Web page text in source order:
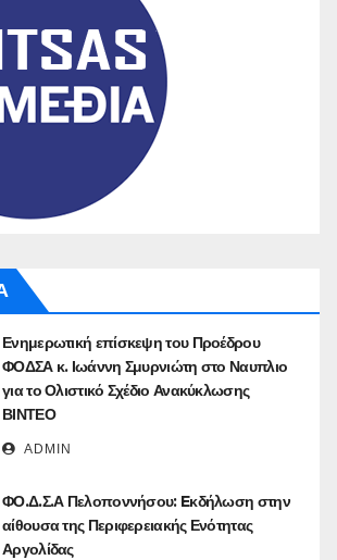
Ενημερωτική επίσκεψη του Προέδρου
ΦΟΔΣΑ κ. Ιωάννη Σμυρνιώτη στο Ναυπλιο
για το Ολιστικό Σχέδιο Ανακύκλωσης
ΒΙΝΤΕΟ
ADMIN
ΦΟ.Δ.Σ.Α Πελοποννήσου: Eκδήλωση στην
αίθουσα της Περιφερειακής Ενότητας
Αργολίδας